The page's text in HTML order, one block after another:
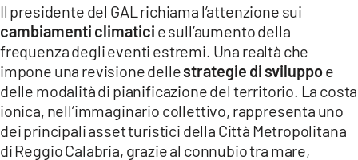
Il presidente del GAL richiama l’attenzione sui
cambiamenti climatici e sull’aumento della
frequenza degli eventi estremi. Una realtà che
impone una revisione dellestrategie di sviluppoe
delle modalità di pianificazione del territorio. La costa
ionica, nell’immaginario collettivo, rappresenta uno
dei principali asset turistici della Città Metropolitana
di Reggio Calabria, grazie al connubio tra mare,